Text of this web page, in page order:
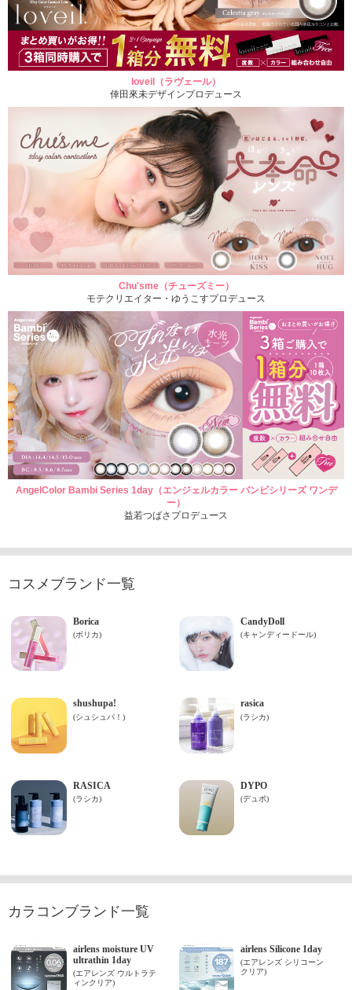
loveil（ラヴェール）
倖田來未デザインプロデュース
Chu'sme（チューズミー）
モテクリエイター・ゆうこすプロデュース
AngelColor Bambi Series 1day（エンジェルカラー バンビシリーズ ワンデ
ー）
益若つばさプロデュース
コスメブランド一覧
カラコンブランド一覧